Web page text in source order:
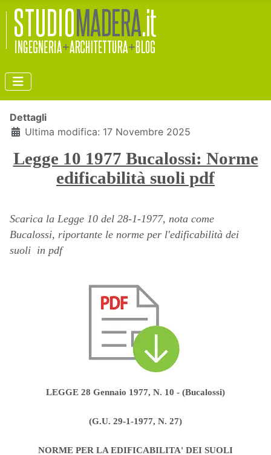
Dettagli
Ultima modifica: 17 Novembre 2025
Legge 10 1977 Bucalossi: Norme
edificabilità suoli pdf
Scarica la Legge 10 del 28-1-1977, nota come
Bucalossi, riportante le norme per l'edificabilità dei
suoli in pdf
LEGGE 28 Gennaio 1977, N. 10 - (Bucalossi)
(G.U. 29-1-1977, N. 27)
NORME PER LA EDIFICABILITA' DEI SUOLI